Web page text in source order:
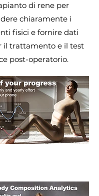
di rene per
chiaramente i
fisici e fornire dati
il trattamento e il test
post-operatorio.